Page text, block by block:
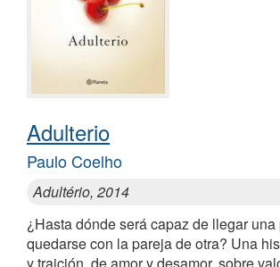
Adulterio
Paulo Coelho
Adultério, 2014
¿Hasta dónde será capaz de llegar
quedarse con la pareja de otra? Una
y traición, de amor y desamor, sobre